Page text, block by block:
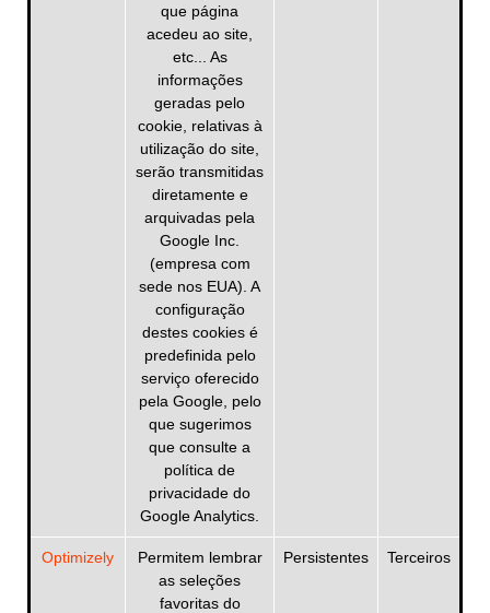
que página
acedeu ao site,
etc... As
informações
geradas pelo
cookie, relativas à
utilização do site,
serão transmitidas
diretamente e
arquivadas pela
Google Inc.
(empresa com
sede nos EUA). A
configuração
destes cookies é
predefinida pelo
serviço oferecido
pela Google, pelo
que sugerimos
que consulte a
política de
privacidade do
Google Analytics.
Optimizely
Permitem lembrar
as seleções
favoritas do
Persistentes Terceiros